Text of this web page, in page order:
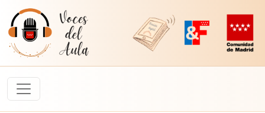
Saltar al contenido
Voces del Aula
Revista Digital de EducaMadrid
Plataforma de